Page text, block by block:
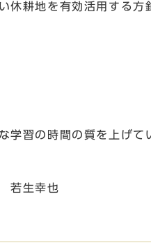
有効活用する方
の質を上げてい
生幸也